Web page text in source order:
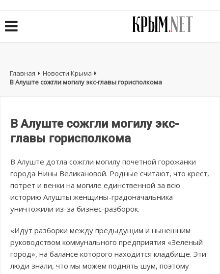
Главная
Новости Крыма
В Алуште сожгли могилу экс-главы горисполкома
В Алуште сожгли могилу экс-
главы горисполкома
В Алуште дотла сожгли могилу почетной горожанки
города Нины Великановой. Родные считают, что крест,
потрет и венки на могиле единственной за всю
историю Алушты женщины-градоначальника
уничтожили из-за бизнес-разборок.
«Идут разборки между предыдущим и нынешним
руководством коммунального предприятия «Зеленый
город», на балансе которого находится кладбище. Эти
люди знали, что мы можем поднять шум, поэтому